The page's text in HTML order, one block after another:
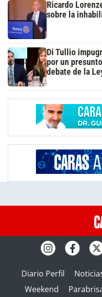
Ricardo
sobre la
Di Tullio
por un
debate de la
Diario Perfil
Weekend